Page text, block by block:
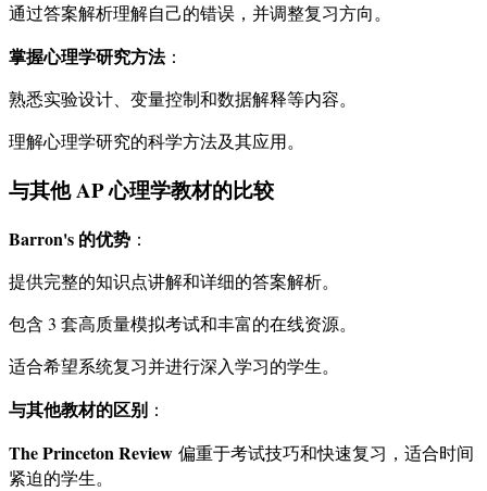
通过答案解析理解自己的错误，并调整复习方向。
掌握心理学研究方法：
熟悉实验设计、变量控制和数据解释等内容。
理解心理学研究的科学方法及其应用。
与其他 AP 心理学教材的比较
Barron's 的优势 ：
提供完整的知识点讲解和详细的答案解析。
包含 3 套高质量模拟考试和丰富的在线资源。
适合希望系统复习并进行深入学习的学生。
与其他教材的区别 ：
The Princeton Review 偏重于考试技巧和快速复习，适合时间
紧迫的学生。